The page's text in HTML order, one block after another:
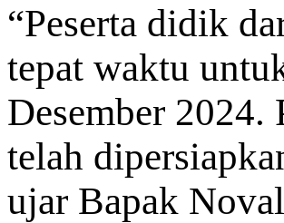
“Peserta didik
tepat waktu
Desember 2024.
telah
ujar Bapak